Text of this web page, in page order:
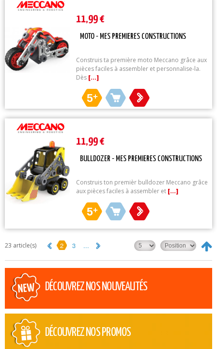
11,99 €
MOTO - MES PREMIERES CONSTRUCTIONS
Construis ta première moto Meccano grâce aux
pièces faciles à assembler et personnalise-la.
Dès [...]
5+
11,99 €
BULLDOZER - MES PREMIERES CONSTRUCTIONS
Construis ton premièr bulldozer Meccano grâce
aux pièces faciles à assembler et [...]
5+
23 article(s) 2 3 ...
DÉCOUVREZ NOS NOUVEAUTÉS
DÉCOUVREZ NOS PROMOS